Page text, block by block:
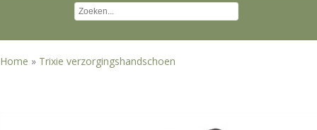
Home » Trixie verzorgingshandschoen